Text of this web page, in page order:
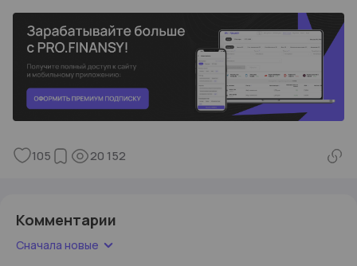
105 20 152
Комментарии
Сначала новые